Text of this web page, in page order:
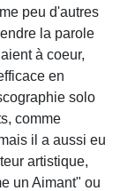
peu d'autres
la parole
à coeur,
en
solo
comme
il a aussi eu
artistique,
un Aimant" ou